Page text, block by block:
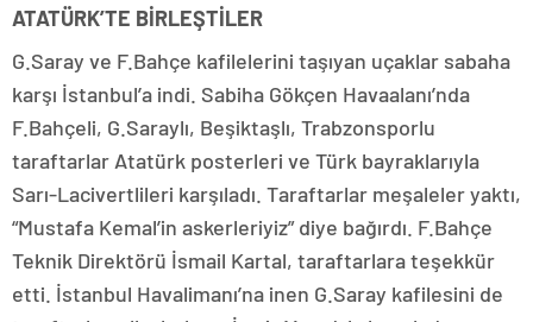
ATATÜRK’TE BİRLEŞTİLER
G.Saray ve F.Bahçe kafilelerini taşıyan uçaklar sabaha
karşı İstanbul’a indi. Sabiha Gökçen Havaalanı’nda
F.Bahçeli, G.Saraylı, Beşiktaşlı, Trabzonsporlu
taraftarlar Atatürk posterleri ve Türk bayraklarıyla
Sarı-Lacivertlileri karşıladı. Taraftarlar meşaleler yaktı,
“Mustafa Kemal’in askerleriyiz” diye bağırdı. F.Bahçe
Teknik Direktörü İsmail Kartal, taraftarlara teşekkür
etti. İstanbul Havalimanı’na inen G.Saray kafilesini de